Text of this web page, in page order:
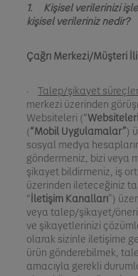
1. Kişisel verilerinizi
kişisel verileriniz nedir?
Çağrı Merkezi/Müşteri
·Talep/şikayet
merkezi üzerinden
Websiteleri (“Websiteleri
(“Mobil Uygulamalar”)
sosyal medya
göndermeniz, bizi veya
şikayet bildirmeniz, iş
üzerinden ileteceğiniz
“İletişim Kanalları”)
veya talep/şikayet/öneri
ve şikayetlerinizi
olarak sizinle iletişime
ürün gönderebilmek,
amacıyla gerekli